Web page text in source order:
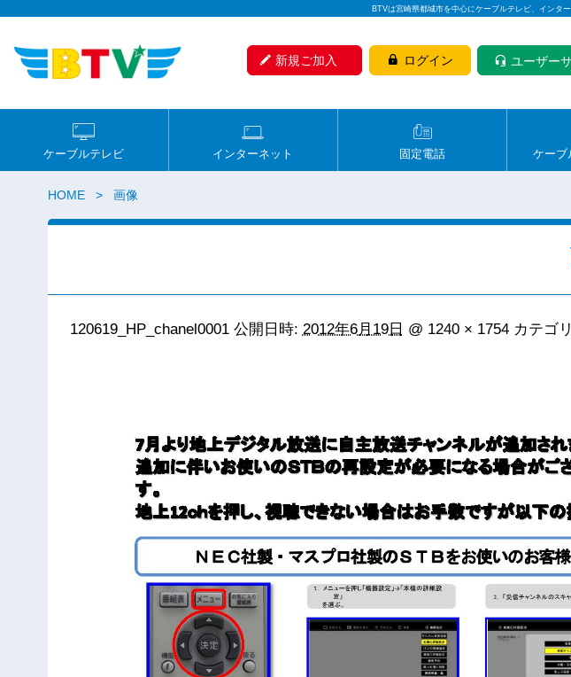
BTVは宮崎県都城市を中心にケーブルテレビ、インタ
新規ご加入 ログイン ユーザー
ケーブルテレビ インターネット 固定電話 ケーブ
HOME 画像
120619_HP_chanel0001 公開日時: 2012年6月19日 @ 1240 × 1754カテゴ